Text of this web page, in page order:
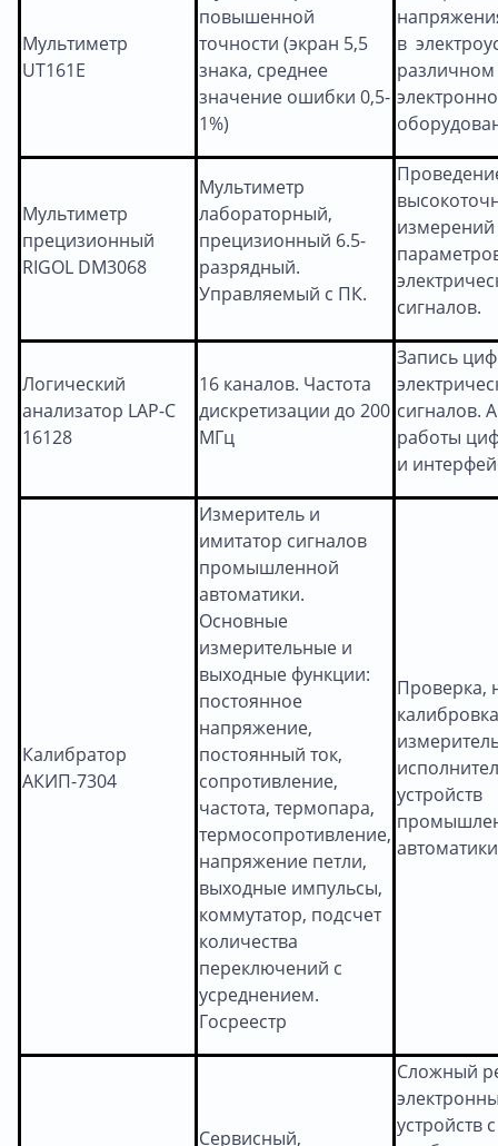
Мультиметр
UT161E
повышенной
точности (экран 5,5
знака, среднее
значение ошибки 0,5-
1%)
в
различном
Мультиметр
прецизионный
RIGOL DM3068
Мультиметр
лабораторный,
прецизионный 6.5-
разрядный.
Управляемый с ПК.
сигналов.
Логический
анализатор LAP-C
16128
16 каналов. Частота
дискретизации до 200
МГц
Запись
сигналов.
работы
и
Калибратор
АКИП-7304
Измеритель и
имитатор сигналов
промышленной
автоматики.
Основные
измерительные и
выходные функции:
постоянное
напряжение,
постоянный ток,
сопротивление,
частота, термопара,
термосопротивление,
напряжение петли,
выходные импульсы,
коммутатор, подсчет
количества
переключений с
усреднением.
Госреестр
Проверка,
устройств
Сервисный,
Сложный
устройств с